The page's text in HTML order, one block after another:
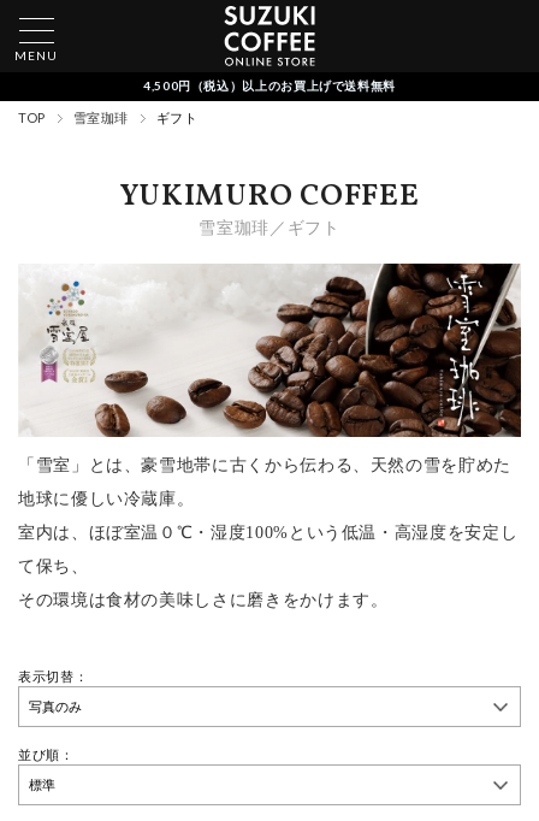
MENU
4,500円（税込）以上のお買上げで送料無料
TOP 雪室珈琲 ギフト
YUKIMURO COFFEE
雪室珈琲／ギフト
「雪室」とは、豪雪地帯に古くから伝わる、天然の雪を貯めた
地球に優しい冷蔵庫。
室内は、ほぼ室温０℃・湿度100%という低温・高湿度を安定し
て保ち、
その環境は食材の美味しさに磨きをかけます。
表示切替：
並び順：